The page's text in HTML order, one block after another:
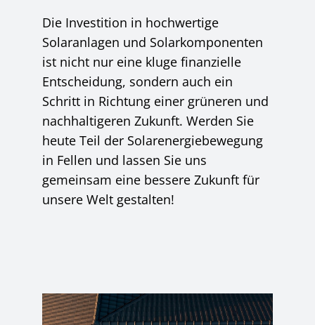
Die Investition in hochwertige
Solaranlagen und Solarkomponenten
ist nicht nur eine kluge finanzielle
Entscheidung, sondern auch ein
Schritt in Richtung einer grüneren und
nachhaltigeren Zukunft. Werden Sie
heute Teil der Solarenergiebewegung
in Fellen und lassen Sie uns
gemeinsam eine bessere Zukunft für
unsere Welt gestalten!